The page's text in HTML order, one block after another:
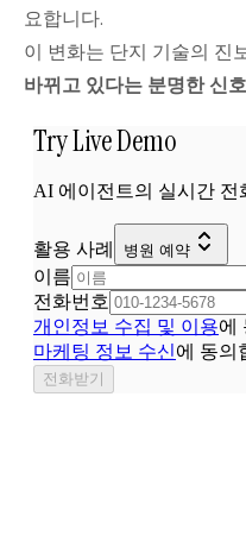
요합니다.
이 변화는 단지 기술의 진
바뀌고 있다는 분명한 신호